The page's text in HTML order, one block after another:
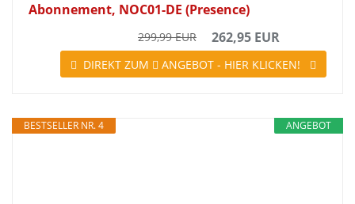
Abonnement, NOC01-DE (Presence)
299,99 EUR 262,95 EUR
DIREKT ZUM ANGEBOT - HIER KLICKEN!
ANGEBOT
BESTSELLER NR. 4